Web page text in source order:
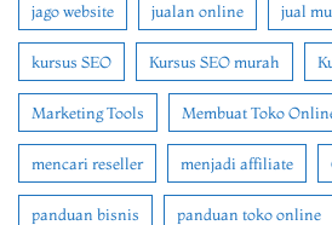
jago website jualan online jual
kursus SEO Kursus SEO murah
Marketing Tools Membuat Toko
mencari reseller menjadi affiliate
panduan bisnis panduan toko online